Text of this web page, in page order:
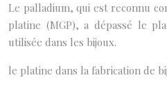
Le palladium, qui est reconnu
platine (MGP), a dépassé le
utilisée dans les bijoux.
le platine dans la fabrication de